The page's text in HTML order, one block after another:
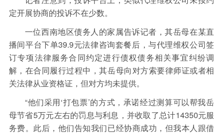
定开展协商的投诉不在少数。
一位西南地区债务人的家属告诉记者，其岳母在某直
播间平台下单39.9元法律咨询套餐后，与代理维权公司签
订专项法律服务合同约定进行债权债务相关事宜纠纷调
解，在合同履行过程中，其岳母向对方索要律师证或者相
关法律从业资格证，但对方均未提供。
“他们采用‘打包票’的方式，承诺经过测算可以帮我岳
母节省5万元左右的罚息与利息，并收取了总计14350元服
务费。此后，他们告知我们已经协商成功，但我本人跟借